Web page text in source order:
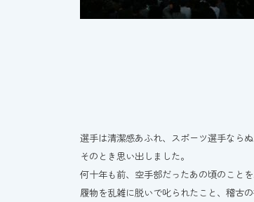
選手は清潔感あふれ、スポーツ選手なら
そのとき思い出しました。
何十年も前、空手部だったあの頃のことを
履物を乱雑に脱いで叱られたこと、稽古